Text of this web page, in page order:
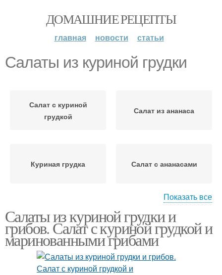
ДОМАШНИЕ РЕЦЕПТЫ
главная новости статьи
Салаты из куриной грудки
Салат с куриной
грудкой
Салат из ананаса
Куриная грудка Салат с ананасами
Рецепт с куриным филе Слоеный салат
Салат с курицей
Показать все
Салаты из куриной грудки и
грибов. Салат с куриной грудкой и
маринованными грибами